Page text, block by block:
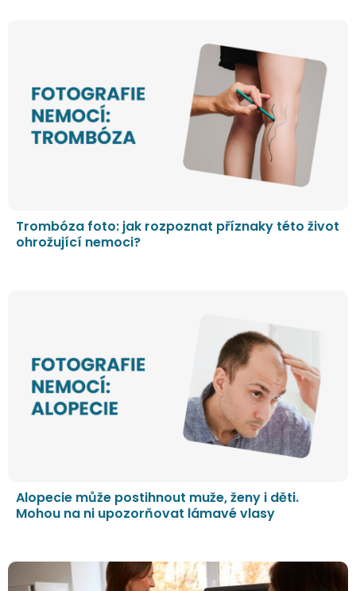
Trombóza foto: jak rozpoznat příznaky této život
ohrožující nemoci?
Alopecie může postihnout muže, ženy i děti.
Mohou na ni upozorňovat lámavé vlasy